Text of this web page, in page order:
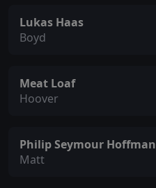
Lukas Haas
Boyd
Meat Loaf
Hoover
Philip Seymour Hoffman
Matt